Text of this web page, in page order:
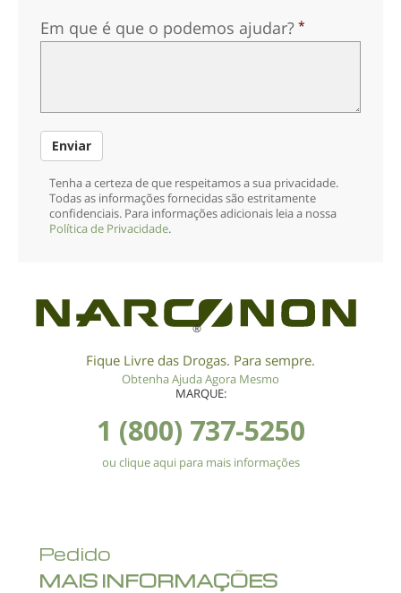
Árabe
Croata
Todas as Regiões/Línguas
Em que é que o podemos ajudar?
Enviar
Tenha a certeza de que respeitamos a sua privacidade.
Todas as informações fornecidas são estritamente
confidenciais. Para informações adicionais leia a nossa
Política de Privacidade.
®
Fique Livre das Drogas. Para sempre.
Obtenha Ajuda Agora Mesmo
MARQUE:
1 (800) 737-5250
ou clique aqui para mais informações
Pedido
MAIS INFORMAÇÕES